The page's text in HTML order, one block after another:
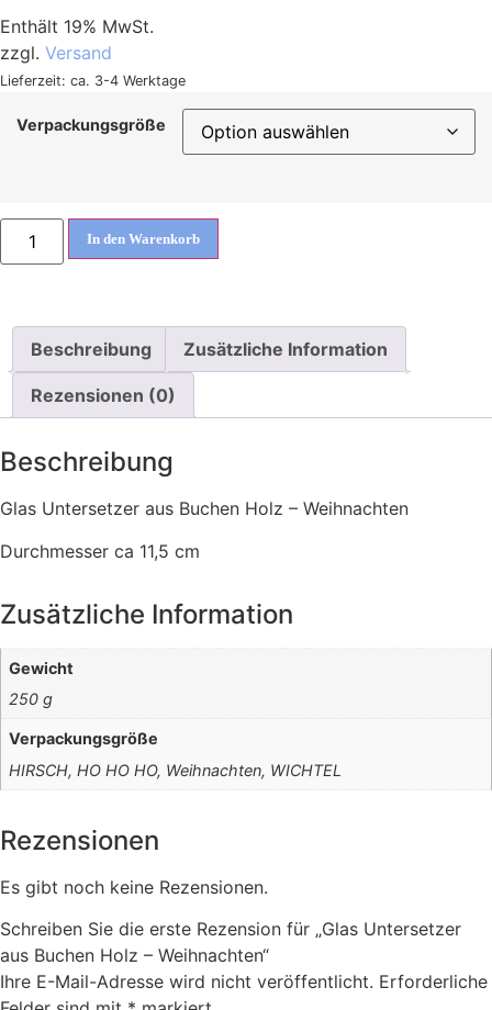
Enthält 19% MwSt.
zzgl. Versand
Lieferzeit: ca. 3-4 Werktage
Verpackungsgröße
In den Warenkorb
Beschreibung Zusätzliche Information
Rezensionen (0)
Beschreibung
Glas Untersetzer aus Buchen Holz – Weihnachten
Durchmesser ca 11,5 cm
Zusätzliche Information
Gewicht
250 g
Verpackungsgröße
HIRSCH, HO HO HO, Weihnachten, WICHTEL
Rezensionen
Es gibt noch keine Rezensionen.
Schreiben Sie die erste Rezension für „Glas Untersetzer
aus Buchen Holz – Weihnachten“
Ihre E-Mail-Adresse wird nicht veröffentlicht. Erforderliche